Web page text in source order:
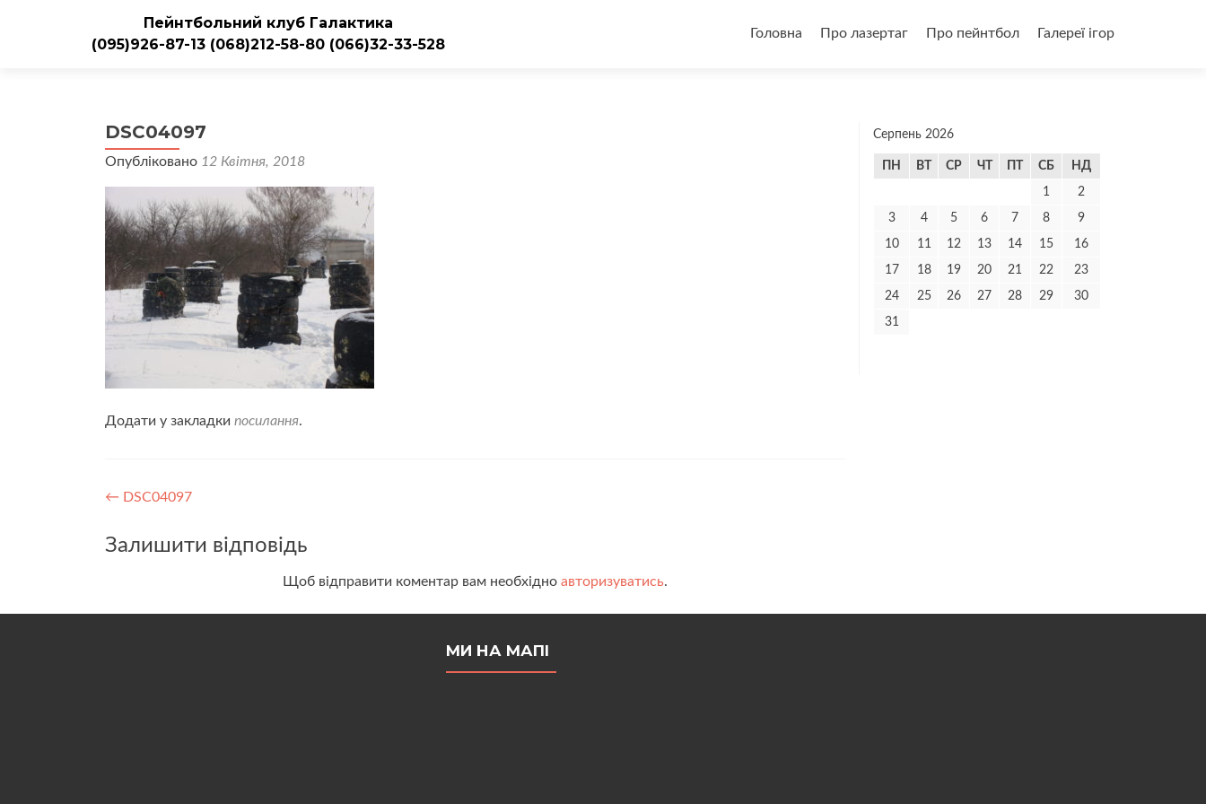
Пейнтбольний клуб Галактика
(095)926-87-13 (068)212-58-80 (066)32-33-528
до
Головна Про лазертаг Про пейнтбол Галереї ігор
DSC04097
Опубліковано 12 Квітня, 2018
Додати у закладки посилання.
Навігація
записів
← DSC04097
Залишити відповідь
Щоб відправити коментар вам необхідно авторизуватись.
Серпень 2026
ПН ВТ СР ЧТ СБ НД
1 2
3 4 5 6 7 8 9
10 11 12 13 14 15 16
17 18 19 20 21 22 23
24 25 26 27 28 29 30
31
МИ НА МАПІ